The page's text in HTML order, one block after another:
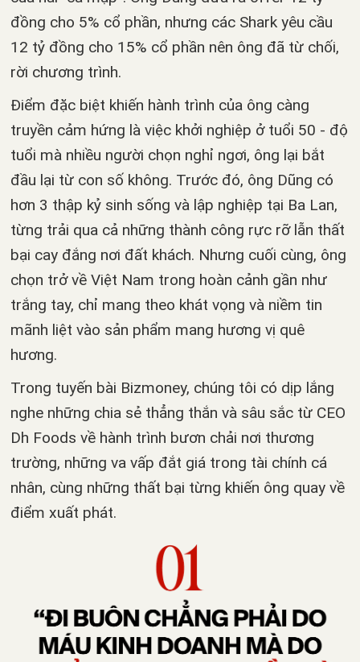
đồng cho 5% cổ phần, nhưng các Shark yêu cầu
12 tỷ đồng cho 15% cổ phần nên ông đã từ chối,
rời chương trình.
Điểm đặc biệt khiến hành trình của ông càng
truyền cảm hứng là việc khởi nghiệp ở tuổi 50 - độ
tuổi mà nhiều người chọn nghỉ ngơi, ông lại bắt
đầu lại từ con số không. Trước đó, ông Dũng có
hơn 3 thập kỷ sinh sống và lập nghiệp tại Ba Lan,
từng trải qua cả những thành công rực rỡ lẫn thất
bại cay đắng nơi đất khách. Nhưng cuối cùng, ông
chọn trở về Việt Nam trong hoàn cảnh gần như
trắng tay, chỉ mang theo khát vọng và niềm tin
mãnh liệt vào sản phẩm mang hương vị quê
hương.
Trong tuyến bài Bizmoney, chúng tôi có dịp lắng
nghe những chia sẻ thẳng thắn và sâu sắc từ CEO
Dh Foods về hành trình bươn chải nơi thương
trường, những va vấp đắt giá trong tài chính cá
nhân, cùng những thất bại từng khiến ông quay về
điểm xuất phát.